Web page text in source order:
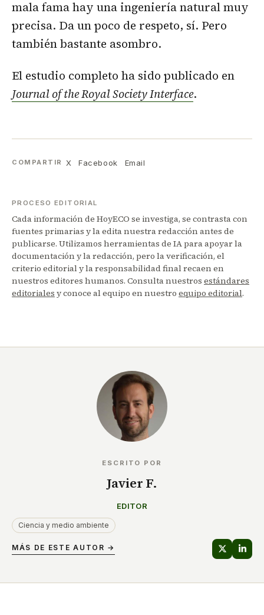
mala fama hay una ingeniería natural muy
precisa. Da un poco de respeto, sí. Pero
también bastante asombro.
El estudio completo ha sido publicado en
Journal of the Royal Society Interface.
COMPARTIR X Facebook Email
PROCESO EDITORIAL
Cada información de HoyECO se investiga, se contrasta con
fuentes primarias y la edita nuestra redacción antes de
publicarse. Utilizamos herramientas de IA para apoyar la
documentación y la redacción, pero la verificación, el
criterio editorial y la responsabilidad final recaen en
nuestros editores humanos. Consulta nuestros estándares
editoriales y conoce al equipo en nuestro equipo editorial.
ESCRITO POR
Javier F.
EDITOR
Ciencia y medio ambiente
MÁS DE ESTE AUTOR →